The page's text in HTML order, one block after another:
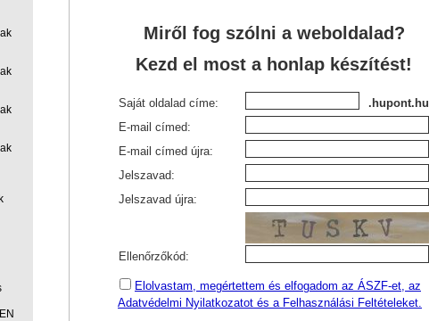
Miről fog szólni a weboldalad?
Kezd el most a honlap készítést!
Saját oldalad címe:
.hupont.hu
E-mail címed:
E-mail címed újra:
Jelszavad:
Jelszavad újra:
Ellenőrzőkód:
Elolvastam, megértettem és elfogadom az ÁSZF-et, az
Adatvédelmi Nyilatkozatot és a Felhasználási Feltételeket.